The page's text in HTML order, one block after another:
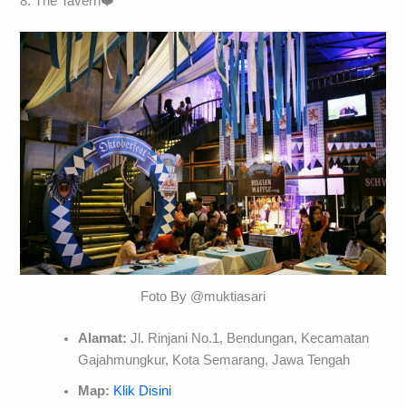
Foto By @muktiasari
Alamat:Jl. Rinjani No.1, Bendungan, Kecamatan
Gajahmungkur, Kota Semarang, Jawa Tengah
Map: Klik Disini